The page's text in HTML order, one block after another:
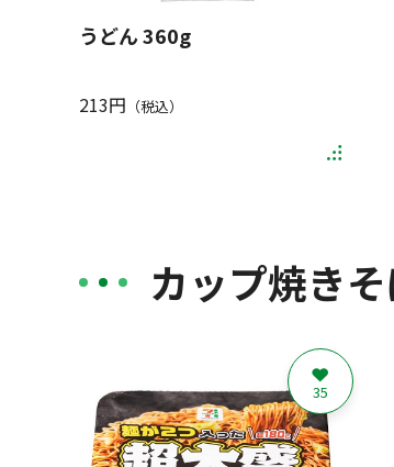
うどん 360g
213円 （税込）
カップ焼き
35